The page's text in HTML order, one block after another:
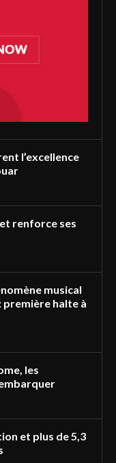
l’excellence
renforce ses
musical
première halte à
les
et plus de 5,3